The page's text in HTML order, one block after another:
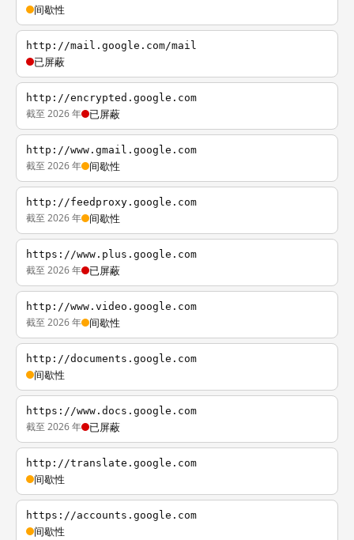
间歇性
http://mail.google.com/mail
已屏蔽
http://encrypted.google.com
截至 2026 年 已屏蔽
http://www.gmail.google.com
截至 2026 年 间歇性
http://feedproxy.google.com
截至 2026 年 间歇性
https://www.plus.google.com
截至 2026 年 已屏蔽
http://www.video.google.com
截至 2026 年 间歇性
http://documents.google.com
间歇性
https://www.docs.google.com
截至 2026 年 已屏蔽
http://translate.google.com
间歇性
https://accounts.google.com
间歇性